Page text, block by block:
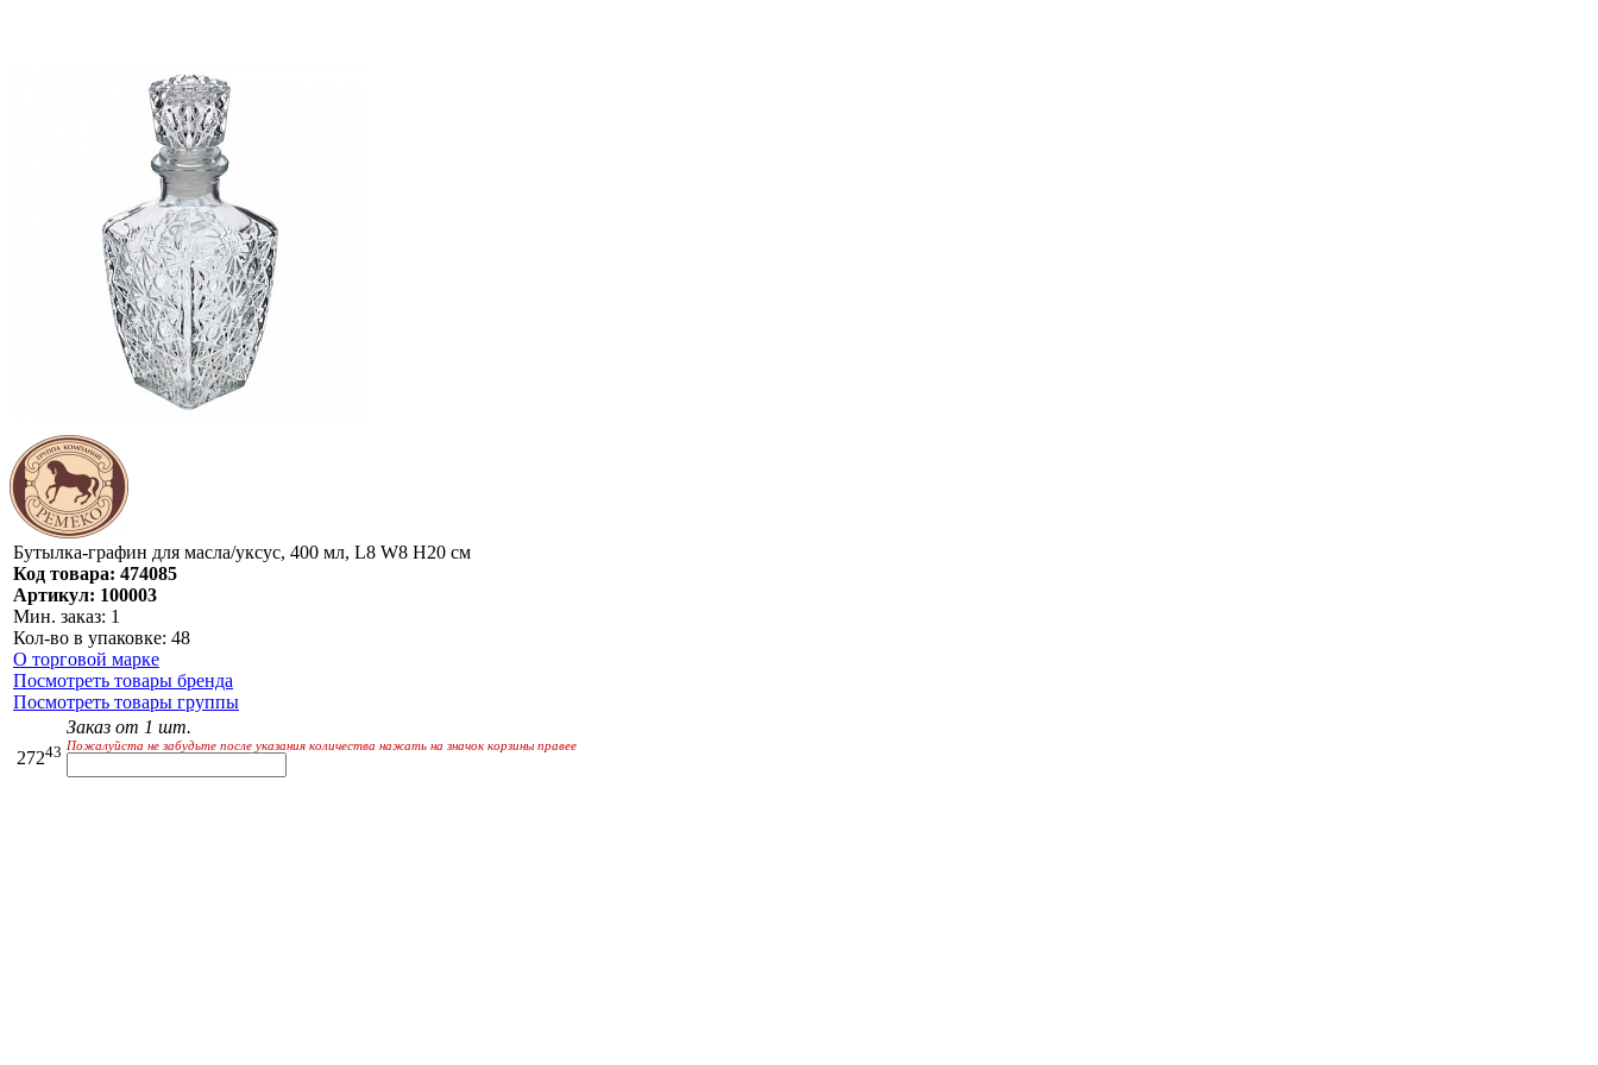
Бутылка-графин для масла/уксус, 400 мл, L8 W8 H20 см
Код товара: 474085
Артикул: 100003
Мин. заказ: 1
Кол-во в упаковке: 48
О торговой марке
Посмотреть товары бренда
Посмотреть товары группы
27243
Заказ от 1 шт.
Пожалуйста не забудьте после указания количества нажать на значок корзины правее